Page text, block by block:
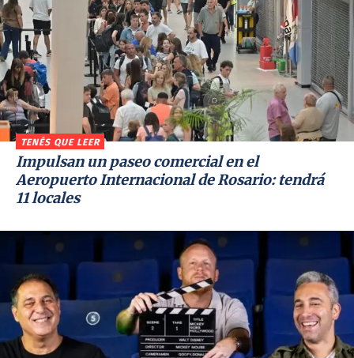
TENÉS QUE LEER
Impulsan un paseo comercial en el
Aeropuerto Internacional de Rosario: tendrá
11 locales